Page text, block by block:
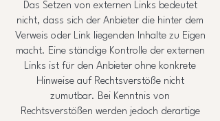
Das Setzen von externen Links bedeutet
nicht, dass sich der Anbieter die hinter dem
Verweis oder Link liegenden Inhalte zu Eigen
macht. Eine ständige Kontrolle der externen
Links ist für den Anbieter ohne konkrete
Hinweise auf Rechtsverstöße nicht
zumutbar. Bei Kenntnis von
Rechtsverstößen werden jedoch derartige